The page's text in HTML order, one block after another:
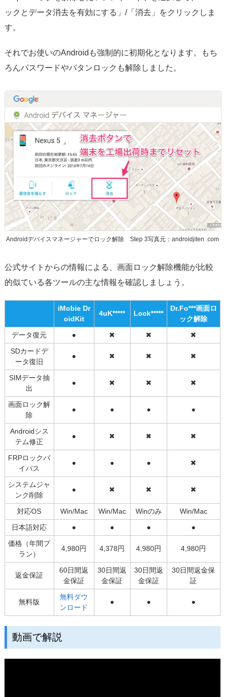
ックとデータ消去を有効にする」/「消去」をクリックしま
す。
それでお使いのAndroidも強制的に初期化となります。もち
ろんパスワードやパタンロックも解除しました。
Androidデバイスマネージャーでロック解除 Step 3写真元：androidjiten .com
公式サイトからの情報による、画面ロック解除機能が比較
的似ている各ツールの主な情報を確認しましょう。
iMobie Dr
oidKit
4uK***** Lock*****
Dr.Fo***画面ロ
ック解除
データ復元
● ✖ ✖
✖
SDカードデ
ータ復旧
● ✖ ✖ ✖
SIMデータ抽
出
● ✖ ✖ ✖
画面ロック解
除
● ● ● ●
Androidシス
テム修正
● ✖ ✖ ✖
FRPロックバ
イパス
● ● ● ✖
システムジャ
ンク削除
● ✖ ✖ ✖
対応OS Win/Mac Win/Mac Winのみ
Win/Mac
日本語対応
● ● ●
●
価格（年間プ
ラン）
4,980円 4,378円 4,980円 4,980円
返金保証
60日間返
金保証
30日間返
金保証
30日間返
金保証
30日間返金保
証
無料版
無料ダウ
ンロード
● ● ●
動画で解説